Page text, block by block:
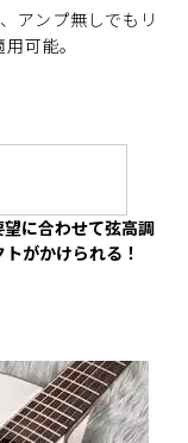
アンプ無しでもリ
可能。
に合わせて弦高調
がかけられる！